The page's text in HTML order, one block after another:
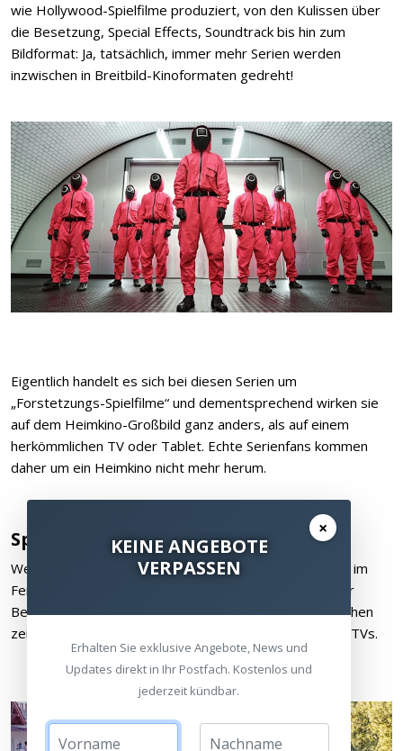
wie Hollywood-Spielfilme produziert, von den Kulissen über
die Besetzung, Special Effects, Soundtrack bis hin zum
Bildformat: Ja, tatsächlich, immer mehr Serien werden
inzwischen in Breitbild-Kinoformaten gedreht!
Eigentlich handelt es sich bei diesen Serien um
„Forstetzungs-Spielfilme“ und dementsprechend wirken sie
auf dem Heimkino-Großbild ganz anders, als auf einem
herkömmlichen TV oder Tablet. Echte Serienfans kommen
daher um ein Heimkino nicht mehr herum.
Sportübertragungen
Wer kennt sie nicht, die „Straßenfeger“ Übertragungen im
Fernsehen, meist Fußball-Länderspiele unter deutscher
Beteiligung, aber auch Fomel1, Tennis und Handball ziehen
zeitweise Millionen von Zuschauern vor die heimischen TVs.
×
KEINE ANGEBOTE
VERPASSEN
Erhalten Sie exklusive Angebote, News und
Updates direkt in Ihr Postfach. Kostenlos und
jederzeit kündbar.